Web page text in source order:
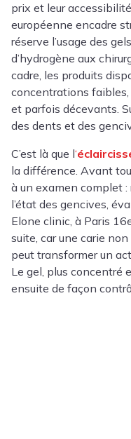
prix et leur
européenne encadre
réserve l’usage des
d’hydrogène aux
cadre, les produits
concentrations
et parfois décevants.
des dents et des
C’est là que l‘
la différence. Avant
à un examen complet
l’état des gencives,
Elone clinic, à Paris
suite, car une carie
peut transformer un
Le gel, plus concentré
ensuite de façon